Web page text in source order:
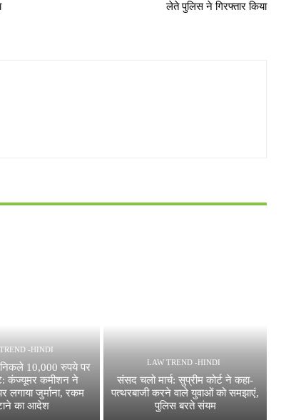
लेते पुलिस ने गिरफ्तार किया
-HINDI
निकले 10,000 रुपये पर
कंज्यूमर कमीशन ने
लगाया जुर्माना, रकम
का आदेश
LAW TREND -HINDI
संसद चलो मार्च: सुप्रीम कोर्ट ने कहा-
पत्थरबाजी करने वाले युवाओं को समझाएं,
पुलिस बरते संयम